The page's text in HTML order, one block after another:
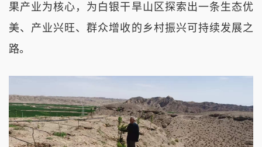
果产业为核心，为白银干旱山区探索出一条生态优
美、产业兴旺、群众增收的乡村振兴可持续发展之
路。